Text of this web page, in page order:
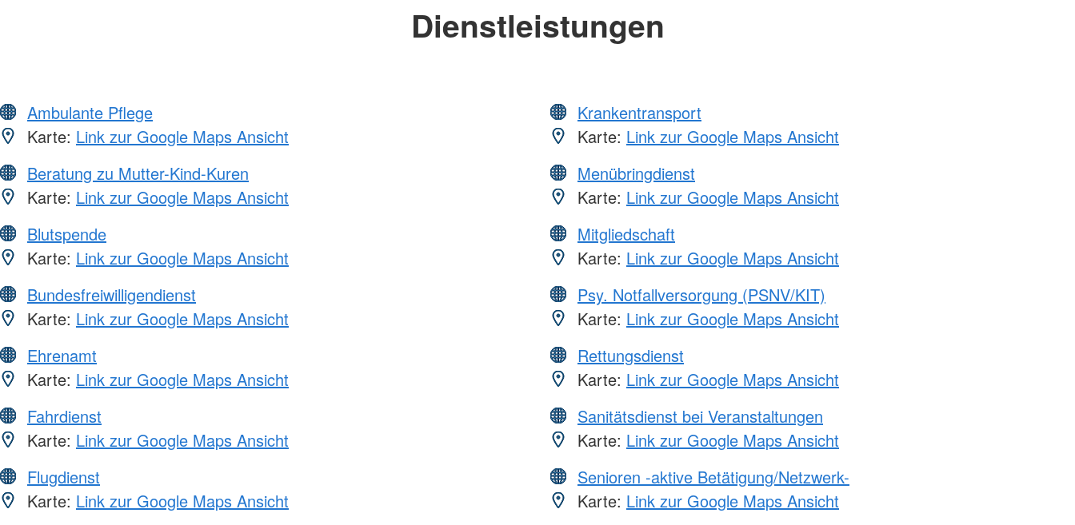
Dienstleistungen
Ambulante Pflege
Karte: Link zur Google Maps Ansicht
Beratung zu Mutter-Kind-Kuren
Karte: Link zur Google Maps Ansicht
Blutspende
Karte: Link zur Google Maps Ansicht
Bundesfreiwilligendienst
Karte: Link zur Google Maps Ansicht
Ehrenamt
Karte: Link zur Google Maps Ansicht
Fahrdienst
Karte: Link zur Google Maps Ansicht
Flugdienst
Karte: Link zur Google Maps Ansicht
Krankentransport
Karte: Link zur Google Maps Ansicht
Menübringdienst
Karte: Link zur Google Maps Ansicht
Mitgliedschaft
Karte: Link zur Google Maps Ansicht
Psy. Notfallversorgung (PSNV/KIT)
Karte: Link zur Google Maps Ansicht
Rettungsdienst
Karte: Link zur Google Maps Ansicht
Sanitätsdienst bei Veranstaltungen
Karte: Link zur Google Maps Ansicht
Senioren -aktive Betätigung/Netzwerk-
Karte: Link zur Google Maps Ansicht